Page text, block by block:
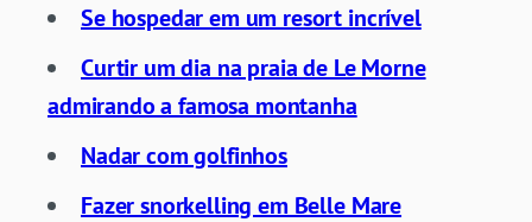
Se hospedar em um resort incrível
Curtir um dia na praia de Le Morne
admirando a famosa montanha
Nadar com golfinhos
Fazer snorkelling em Belle Mare